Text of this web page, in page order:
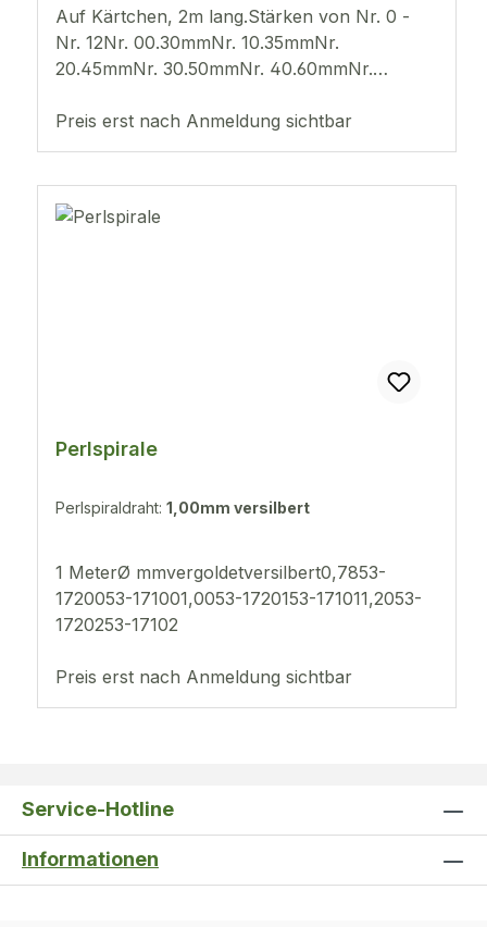
Auf Kärtchen, 2m lang.Stärken von Nr. 0 -
Nr. 12Nr. 00.30mmNr. 10.35mmNr.
20.45mmNr. 30.50mmNr. 40.60mmNr.
80.80mmNr. 100.90mmNr. 120.98mm
Preis erst nach Anmeldung sichtbar
Perlspirale
Perlspiraldraht: 1,00mm versilbert
1 MeterØ mmvergoldetversilbert0,7853-
1720053-171001,0053-1720153-171011,2053-
1720253-17102
Preis erst nach Anmeldung sichtbar
Service-Hotline
Informationen